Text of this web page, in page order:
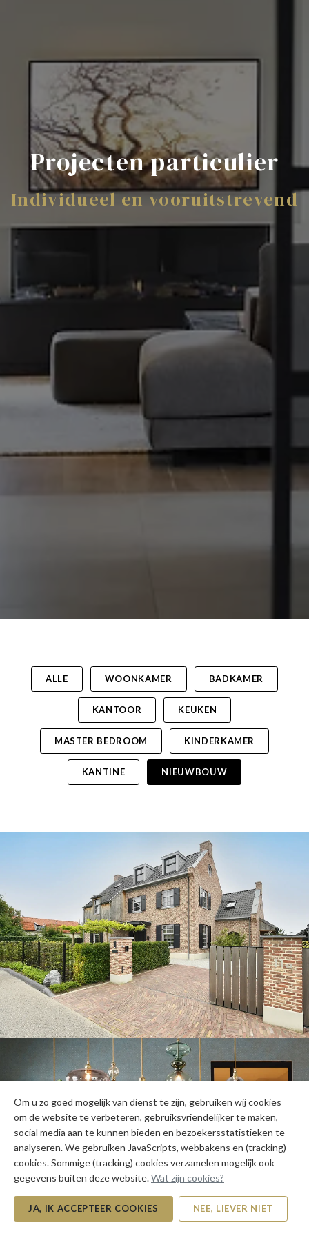
Om u zo goed mogelijk van dienst te zijn, gebruiken wij cookies
om de website te verbeteren, gebruiksvriendelijker te maken,
social media aan te kunnen bieden en bezoekersstatistieken te
analyseren. We gebruiken JavaScripts, webbakens en (tracking)
cookies. Sommige (tracking) cookies verzamelen mogelijk ook
gegevens buiten deze website.Wat zijn cookies?
JA, IK ACCEPTEER COOKIES NEE, LIEVER NIET
Projecten particulier
Individueel en vooruitstrevend
ALLE WOONKAMER BADKAMER
KANTOOR KEUKEN
MASTER BEDROOM KINDERKAMER
KANTINE NIEUWBOUW